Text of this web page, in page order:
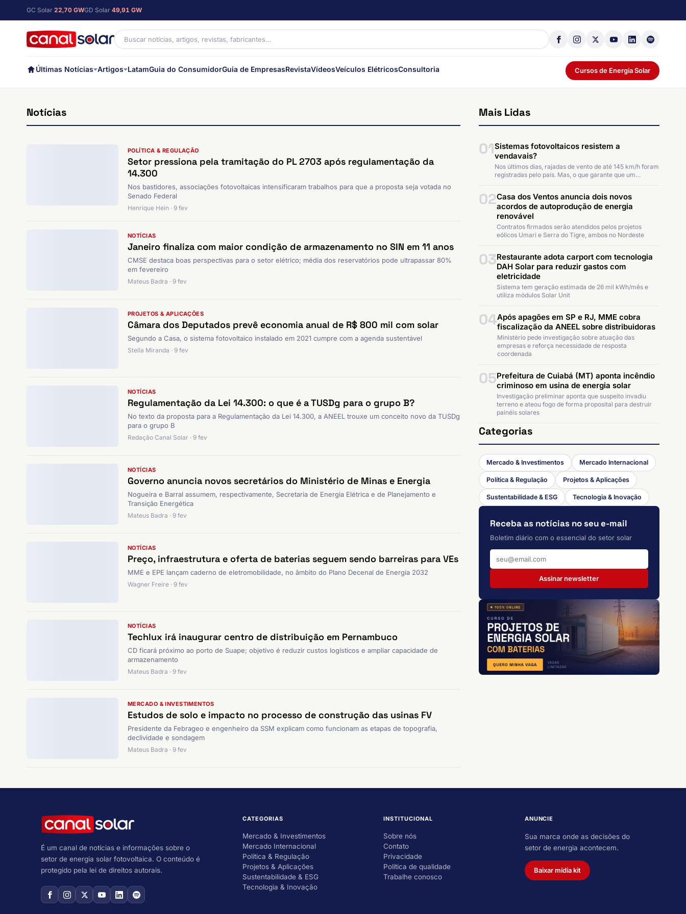
GC Solar 22,70 GWGD Solar 49,91 GW
Últimas Notícias Artigos LatamGuia do ConsumidorGuia de EmpresasRevistaVídeosVeículos ElétricosConsultoria Cursos de Energia Solar
Notícias
POLÍTICA & REGULAÇÃO
Setor pressiona pela tramitação do PL 2703 após regulamentação da
14.300
Nos bastidores, associações fotovoltaicas intensificaram trabalhos para que a proposta seja votada no
Senado Federal
Henrique Hein · 9 fev
NOTÍCIAS
Janeiro finaliza com maior condição de armazenamento no SIN em 11 anos
CMSE destaca boas perspectivas para o setor elétrico; média dos reservatórios pode ultrapassar 80%
em fevereiro
Mateus Badra · 9 fev
PROJETOS & APLICAÇÕES
Câmara dos Deputados prevê economia anual de R$ 800 mil com solar
Segundo a Casa, o sistema fotovoltaico instalado em 2021 cumpre com a agenda sustentável
Stella Miranda · 9 fev
NOTÍCIAS
Regulamentação da Lei 14.300: o que é a TUSDg para o grupo B?
No texto da proposta para a Regulamentação da Lei 14.300, a ANEEL trouxe um conceito novo da TUSDg
para o grupo B
Redação Canal Solar · 9 fev
NOTÍCIAS
Governo anuncia novos secretários do Ministério de Minas e Energia
Nogueira e Barral assumem, respectivamente, Secretaria de Energia Elétrica e de Planejamento e
Transição Energética
Mateus Badra · 9 fev
NOTÍCIAS
Preço, infraestrutura e oferta de baterias seguem sendo barreiras para VEs
MME e EPE lançam caderno de eletromobilidade, no âmbito do Plano Decenal de Energia 2032
Wagner Freire · 9 fev
NOTÍCIAS
Techlux irá inaugurar centro de distribuição em Pernambuco
CD ficará próximo ao porto de Suape; objetivo é reduzir custos logísticos e ampliar capacidade de
armazenamento
Mateus Badra · 9 fev
MERCADO & INVESTIMENTOS
Estudos de solo e impacto no processo de construção das usinas FV
Presidente da Febrageo e engenheiro da SSM explicam como funcionam as etapas de topografia,
declividade e sondagem
Mateus Badra · 9 fev
Mais Lidas
01Sistemas fotovoltaicos resistem a
vendavais?
Nos últimos dias, rajadas de vento de até 145 km/h foram
registradas pelo país. Mas, o que garante que um…
02Casa dos Ventos anuncia dois novos
acordos de autoprodução de energia
renovável
Contratos firmados serão atendidos pelos projetos
eólicos Umari e Serra do Tigre, ambos no Nordeste
03Restaurante adota carport com tecnologia
DAH Solar para reduzir gastos com
eletricidade
Sistema tem geração estimada de 26 mil kWh/mês e
utiliza módulos Solar Unit
04Após apagões em SP e RJ, MME cobra
fiscalização da ANEEL sobre distribuidoras
Ministério pede investigação sobre atuação das
empresas e reforça necessidade de resposta
coordenada
05Prefeitura de Cuiabá (MT) aponta incêndio
criminoso em usina de energia solar
Investigação preliminar aponta que suspeito invadiu
terreno e ateou fogo de forma proposital para destruir
painéis solares
Categorias
Mercado & Investimentos Mercado Internacional
Política & Regulação Projetos & Aplicações
Sustentabilidade & ESG Tecnologia & Inovação
Receba as notícias no seu e-mail
Boletim diário com o essencial do setor solar
Assinar newsletter
É um canal de notícias e informações sobre o
setor de energia solar fotovoltaica. O conteúdo é
protegido pela lei de direitos autorais.
CATEGORIAS
Mercado & Investimentos
Mercado Internacional
Política & Regulação
Projetos & Aplicações
Sustentabilidade & ESG
Tecnologia & Inovação
INSTITUCIONAL
Sobre nós
Contato
Privacidade
Política de qualidade
Trabalhe conosco
ANUNCIE
Sua marca onde as decisões do
setor de energia acontecem.
Baixar mídia kit